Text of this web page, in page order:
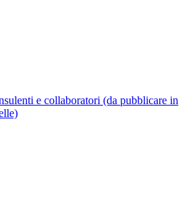
e collaboratori (da pubblicare in